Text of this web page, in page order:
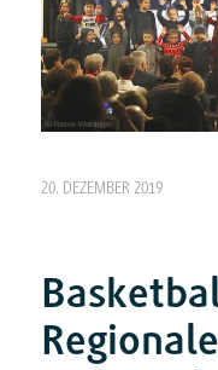
20. DEZEMBER 2019